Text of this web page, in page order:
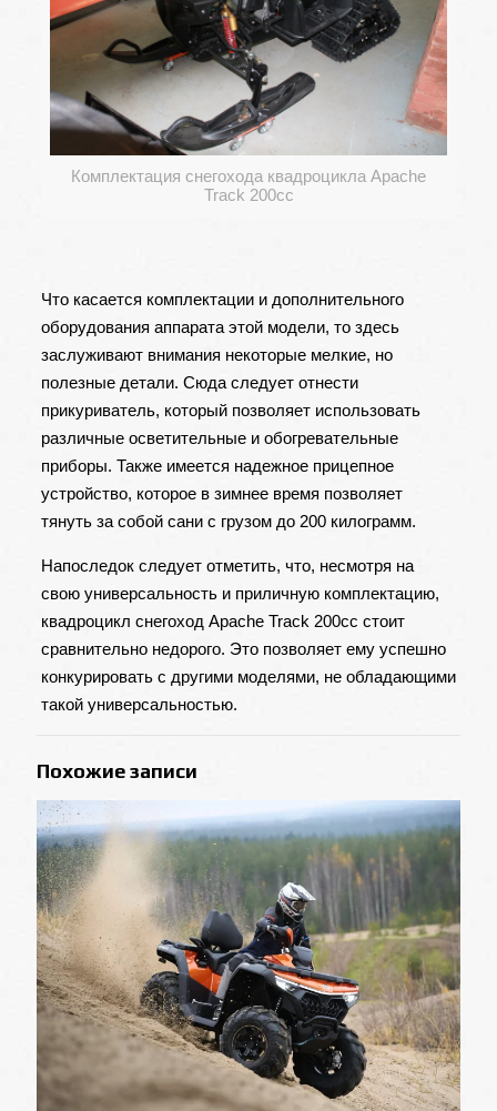
Комплектация снегохода квадроцикла Apache
Track 200cc
Что касается комплектации и дополнительного
оборудования аппарата этой модели, то здесь
заслуживают внимания некоторые мелкие, но
полезные детали. Сюда следует отнести
прикуриватель, который позволяет использовать
различные осветительные и обогревательные
приборы. Также имеется надежное прицепное
устройство, которое в зимнее время позволяет
тянуть за собой сани с грузом до 200 килограмм.
Напоследок следует отметить, что, несмотря на
свою универсальность и приличную комплектацию,
квадроцикл снегоход Apache Track 200cc стоит
сравнительно недорого. Это позволяет ему успешно
конкурировать с другими моделями, не обладающими
такой универсальностью.
Похожие записи